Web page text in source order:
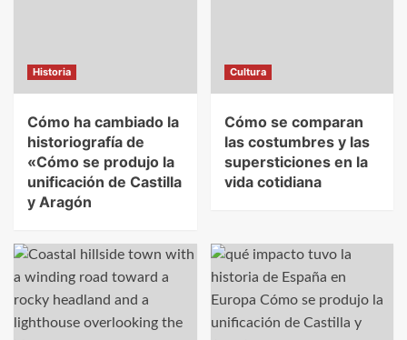
Historia
Cómo ha cambiado la
historiografía de
«Cómo se produjo la
unificación de Castilla
y Aragón
Cultura
Cómo se comparan
las costumbres y las
supersticiones en la
vida cotidiana